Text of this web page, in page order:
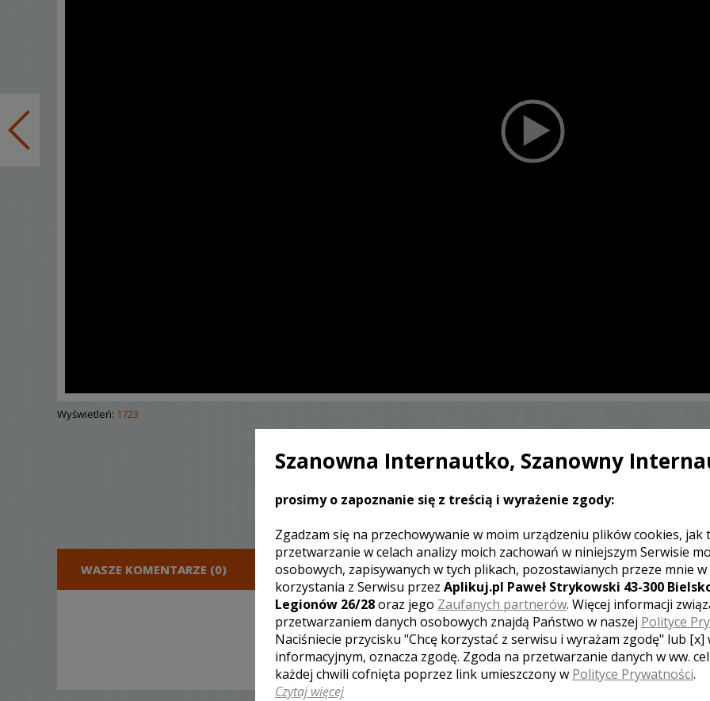
Wyświetleń: 1723
WASZE KOMENTARZE (0) DODAJ KOMENTARZ
[ brak komentarzy ]
Szanowna Internautko, Szanowny
prosimy o zapoznanie się z treścią i wyrażenie zgody:
Zgadzam się na przechowywanie w moim urządzeniu plików cookies, jak
przetwarzanie w celach analizy moich zachowań w niniejszym Serwisie
osobowych, zapisywanych w tych plikach, pozostawianych przeze mnie
korzystania z Serwisu przez Aplikuj.pl Paweł Strykowski 43-300
Legionów 26/28oraz jego Zaufanych partnerów. Więcej informacji
przetwarzaniem danych osobowych znajdą Państwo w naszej Polityce
Naciśniecie przycisku "Chcę korzystać z serwisu i wyrażam zgodę" lub
informacyjnym, oznacza zgodę. Zgoda na przetwarzanie danych w ww.
każdej chwili cofnięta poprzez link umieszczony w Polityce Prywatności.
Czytaj więcej